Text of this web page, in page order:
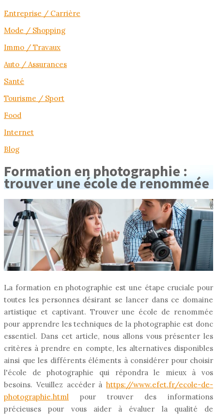
Entreprise / Carrière
Mode / Shopping
Immo / Travaux
Auto / Assurances
Santé
Tourisme / Sport
Food
Internet
Blog
Formation en photographie :
trouver une école de renommée
La formation en photographie est une étape cruciale pour
toutes les personnes désirant se lancer dans ce domaine
artistique et captivant. Trouver une école de renommée
pour apprendre les techniques de la photographie est donc
essentiel. Dans cet article, nous allons vous présenter les
critères à prendre en compte, les alternatives disponibles
ainsi que les différents éléments à considérer pour choisir
l'école de photographie qui répondra le mieux à vos
besoins. Veuillez accéder à https://www.efet.fr/ecole-de-
photographie.html pour trouver des informations
précieuses pour vous aider à évaluer la qualité de